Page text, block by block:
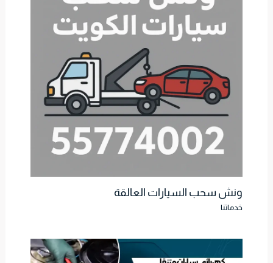
ونش سحب السيارات العالقة
خدماتنا